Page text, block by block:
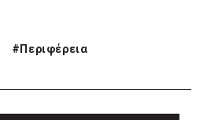
# Περιφέρεια